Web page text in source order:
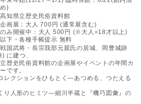
)
知県立歴史民俗資料館
画展：大人 700円 (通常展含む)
み開催中：大人 500円 (※大人=18才以上)
下・各種手帳提示 無料
国武将・長宗我部元親氏の居城、岡豊城跡
に建つ、
歴史民俗資料館の企画展やイベントの年間カ
です。
レクションをひもとく―あつめる、つたえる
り人形のヒミツ―細川半蔵と『機巧図彙』の